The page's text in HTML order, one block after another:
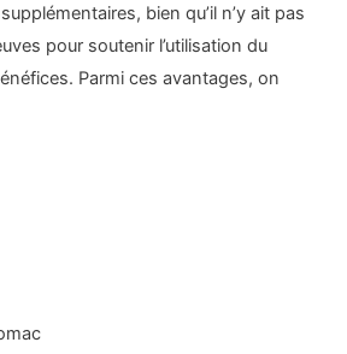
bien qu’il n’y ait pas
pour soutenir l’utilisation du
Parmi ces avantages, on